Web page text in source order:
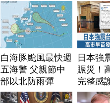
白海豚颱風最快週
五海警 父親節中
部以北防雨彈
日本強
賑災！
完整感